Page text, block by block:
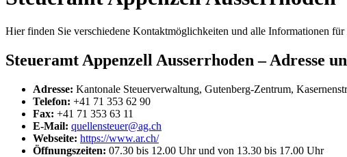
Hier finden Sie verschiedene Kontaktmöglichkeiten und alle Informationen
Steueramt Appenzell Ausserrhoden – Adresse
Adresse: Kantonale Steuerverwaltung, Gutenberg-Zentrum,
Telefon: +41 71 353 62 90
Fax: +41 71 353 63 11
E-Mail: quellensteuer@ag.ch
Webseite: https://www.ar.ch/
Öffnungszeiten: 07.30 bis 12.00 Uhr und von 13.30 bis 17.00 Uhr